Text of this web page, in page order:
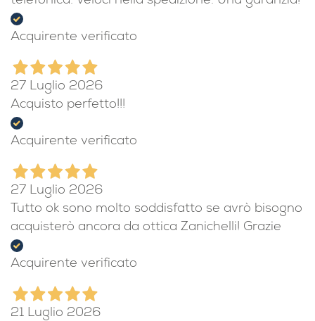
Acquirente verificato
27 Luglio 2026
Acquisto perfetto!!!
Acquirente verificato
27 Luglio 2026
Tutto ok sono molto soddisfatto se avrò bisogno
acquisterò ancora da ottica Zanichelli! Grazie
Acquirente verificato
21 Luglio 2026